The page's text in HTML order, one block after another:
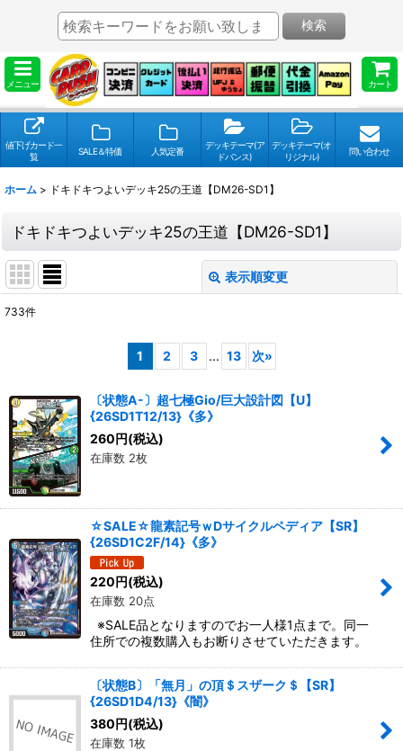
メニュー カート
検索
値下げカード一
覧
SALE＆特価 人気定番
デッキテーマ(ア
ドバンス)
デッキテーマ(オ
リジナル)
問い合わせ
ホーム > ドキドキつよいデッキ25の王道【DM26-SD1】
ドキドキつよいデッキ25の王道【DM26-SD1】
表示順変更
絞り込む
733件
1 2 3 ... 13 次»
〔状態A-〕超七極Gio/巨大設計図【U】
{26SD1T12/13}《多》
260 円(税込)
在庫数 2枚
☆SALE☆龍素記号ｗDサイクルペディア【SR】
{26SD1C2F/14}《多》
220円(税込)
在庫数 20点
※SALE品となりますのでお一人様1点まで。同一
住所での複数購入もお断りさせていただきます。
〔状態B〕「無月」の頂＄スザーク＄【SR】
{26SD1D4/13}《闇》
380円(税込)
在庫数 1枚